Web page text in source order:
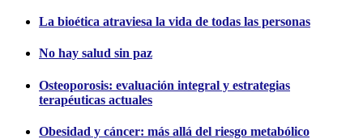
La bioética atraviesa la vida de todas las personas
No hay salud sin paz
Osteoporosis: evaluación integral y estrategias
terapéuticas actuales
Obesidad y cáncer: más allá del riesgo metabólico